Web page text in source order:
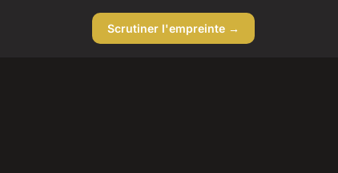
Scrutiner l'empreinte →